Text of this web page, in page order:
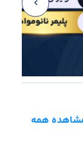
همه